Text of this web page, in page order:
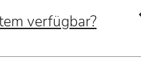
verfügbar?